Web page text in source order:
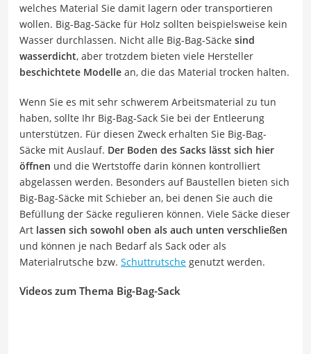
welches Material Sie damit lagern oder transportieren
wollen. Big-Bag-Säcke für Holz sollten beispielsweise kein
Wasser durchlassen. Nicht alle Big-Bag-Säcke sind
wasserdicht, aber trotzdem bieten viele Hersteller
beschichtete Modelle an, die das Material trocken halten.
Wenn Sie es mit sehr schwerem Arbeitsmaterial zu tun
haben, sollte Ihr Big-Bag-Sack Sie bei der Entleerung
unterstützen. Für diesen Zweck erhalten Sie Big-Bag-
Säcke mit Auslauf. Der Boden des Sacks lässt sich hier
öffnen und die Wertstoffe darin können kontrolliert
abgelassen werden. Besonders auf Baustellen bieten sich
Big-Bag-Säcke mit Schieber an, bei denen Sie auch die
Befüllung der Säcke regulieren können. Viele Säcke dieser
Art lassen sich sowohl oben als auch unten verschließen
und können je nach Bedarf als Sack oder als
Materialrutsche bzw. Schuttrutsche genutzt werden.
Videos zum Thema Big-Bag-Sack